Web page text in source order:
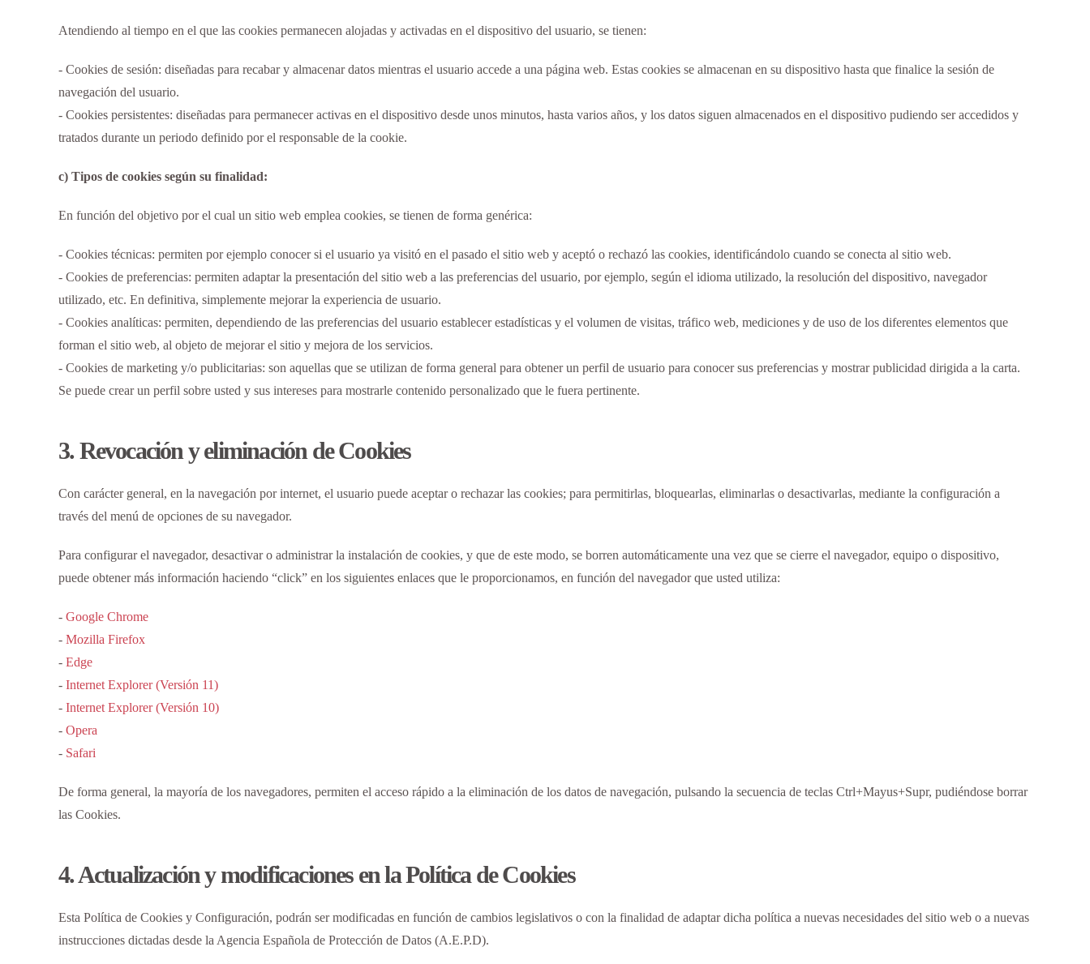
Atendiendo al tiempo en el que las cookies permanecen alojadas y activadas en el dispositivo del usuario, se tienen:
- Cookies de sesión: diseñadas para recabar y almacenar datos mientras el usuario accede a una página web. Estas cookies se almacenan en su dispositivo hasta que finalice la sesión de
navegación del usuario.
- Cookies persistentes: diseñadas para permanecer activas en el dispositivo desde unos minutos, hasta varios años, y los datos siguen almacenados en el dispositivo pudiendo ser accedidos y
tratados durante un periodo definido por el responsable de la cookie.
c) Tipos de cookies según su finalidad:
En función del objetivo por el cual un sitio web emplea cookies, se tienen de forma genérica:
- Cookies técnicas: permiten por ejemplo conocer si el usuario ya visitó en el pasado el sitio web y aceptó o rechazó las cookies, identificándolo cuando se conecta al sitio web.
- Cookies de preferencias: permiten adaptar la presentación del sitio web a las preferencias del usuario, por ejemplo, según el idioma utilizado, la resolución del dispositivo, navegador
utilizado, etc. En definitiva, simplemente mejorar la experiencia de usuario.
- Cookies analíticas: permiten, dependiendo de las preferencias del usuario establecer estadísticas y el volumen de visitas, tráfico web, mediciones y de uso de los diferentes elementos que
forman el sitio web, al objeto de mejorar el sitio y mejora de los servicios.
- Cookies de marketing y/o publicitarias: son aquellas que se utilizan de forma general para obtener un perfil de usuario para conocer sus preferencias y mostrar publicidad dirigida a la carta.
Se puede crear un perfil sobre usted y sus intereses para mostrarle contenido personalizado que le fuera pertinente.
3. Revocación y eliminación de Cookies
Con carácter general, en la navegación por internet, el usuario puede aceptar o rechazar las cookies; para permitirlas, bloquearlas, eliminarlas o desactivarlas, mediante la configuración a
través del menú de opciones de su navegador.
Para configurar el navegador, desactivar o administrar la instalación de cookies, y que de este modo, se borren automáticamente una vez que se cierre el navegador, equipo o dispositivo,
puede obtener más información haciendo “click” en los siguientes enlaces que le proporcionamos, en función del navegador que usted utiliza:
- Google Chrome
- Mozilla Firefox
- Edge
- Internet Explorer (Versión 11)
- Internet Explorer (Versión 10)
- Opera
- Safari
De forma general, la mayoría de los navegadores, permiten el acceso rápido a la eliminación de los datos de navegación, pulsando la secuencia de teclas Ctrl+Mayus+Supr, pudiéndose borrar
las Cookies.
4. Actualización y modificaciones en la Política de Cookies
Esta Política de Cookies y Configuración, podrán ser modificadas en función de cambios legislativos o con la finalidad de adaptar dicha política a nuevas necesidades del sitio web o a nuevas
instrucciones dictadas desde la Agencia Española de Protección de Datos (A.E.P.D).